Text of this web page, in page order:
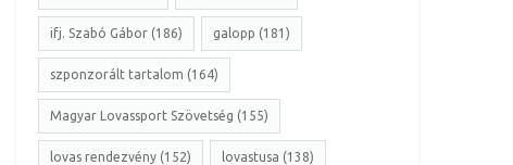
ifj. Szabó Gábor (186) galopp (181)
szponzorált tartalom (164)
Magyar Lovassport Szövetség (155)
lovas rendezvény (152) lovastusa (138)